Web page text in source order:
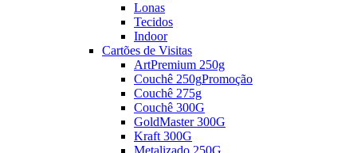
Lonas
Tecidos
Indoor
Cartões de Visitas
ArtPremium 250g
Couchê 250gPromoção
Couchê 275g
Couchê 300G
GoldMaster 300G
Kraft 300G
Metalizado 250G